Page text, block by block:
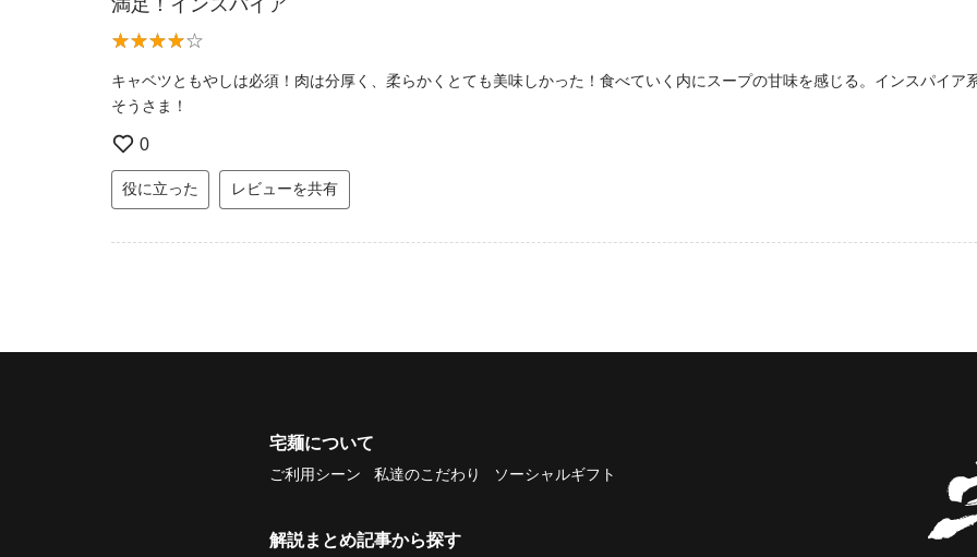
キャベツともやしは必須！肉は分厚く、柔らかくとても美味しかった！食べていく内にスープの甘味を感じる。インスパイ
そうさま！
0
役に立った レビューを共有
宅麺について
ご利用シーン 私達のこだわり ソーシャルギフト
解説まとめ記事から探す